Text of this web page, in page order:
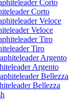
Corto
Veloce
Tiro
Argento
Bellezza